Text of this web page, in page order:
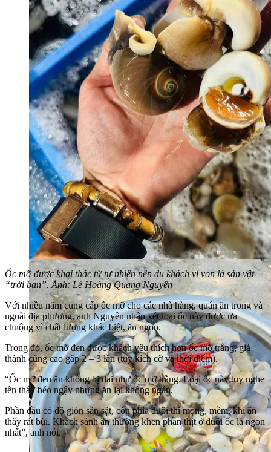
Ốc mỡ được khai thác từ tự nhiên nên du khách ví von là sản vật
“trời ban”. Ảnh: Lê Hoàng Quang Nguyên
Với nhiều năm cung cấp ốc mỡ cho các nhà hàng, quán ăn trong và
ngoài địa phương, anh Nguyên nhận xét loại ốc này được ưa
chuộng vì chất lượng khác biệt, ăn ngon.
Trong đó, ốc mỡ đen được khách yêu thích hơn ốc mỡ trắng, giá
thành cũng cao gấp 2 – 3 lần (tùy kích cỡ và thời điểm).
“Ốc mỡ đen ăn không bị dai như ốc mỡ trắng. Loại ốc này tuy nghe
tên thấy béo ngậy nhưng ăn lại không ngán.
Phần đầu có độ giòn sần sật, còn phía đuôi thì mọng, mềm, khi ăn
thấy rất bùi. Khách sành ăn thường khen phần thịt ở đuôi ốc là ngon
nhất”, anh nói.